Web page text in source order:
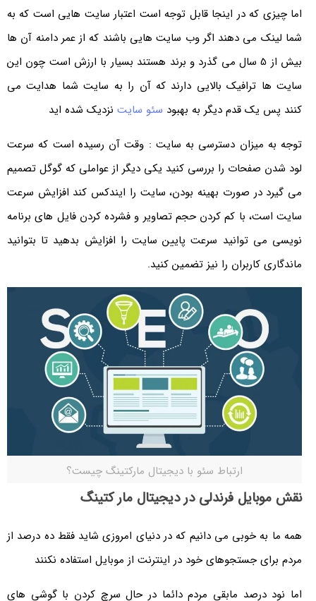
اما چیزی که در اینجا قابل توجه است اعتبار سایت هایی است که به
شما لینک می دهند اگر وب سایت هایی باشند که از عمر دامنه آن ها
بیش از 5 سال می گذرد و برند هستند بسیار با ارزش است چون این
سایت ها ترافیک بالایی دارند که آن را به سایت شما هدایت می
کنند پس یک قدم دیگر به بهبود سئو سایتنزدیک شده اید
توجه به میزان دسترسی به سایت : وقت آن رسیده است که سرعت
لود شدن صفحات را بررسی کنید یکی دیگر از عواملی که گوگل تصمیم
می گیرد در صورت بهینه بودن، سایت را ایندکس کند افزایش سرعت
سایت است، با کم کردن حجم تصاویر و فشرده کردن فایل های برنامه
نویسی می توانید سرعت پایین سایت را افزایش بدهید تا بتوانید
ماندگاری کاربران را نیز تضمین کنید.
ارتباط سئو با دیجیتال مارکتینگ چیست؟
نقش موبایل فرندلی در دیجیتال مار کتینگ
همه ما به خوبی می دانیم که در دنیای امروزی شاید فقط ده درصد از
مردم برای جستجوهای خود در اینترنت از موبایل استفاده نکنند
اما نود درصد مابقی مردم دائما در حال سرچ کردن با گوشی های